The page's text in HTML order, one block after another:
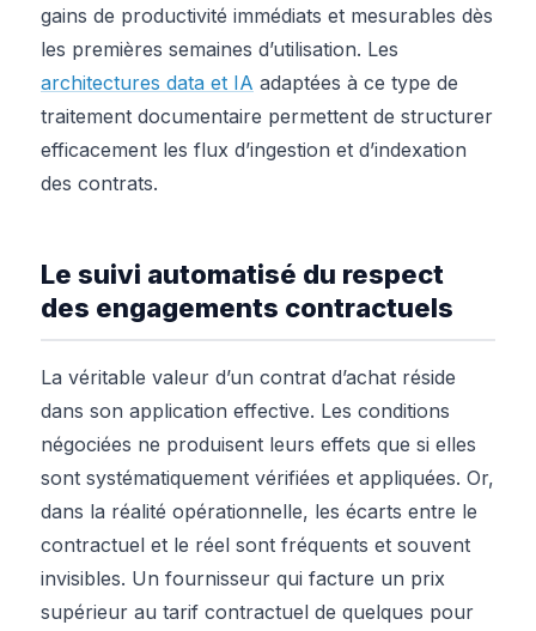
gains de productivité immédiats et mesurables dès
les premières semaines d’utilisation. Les
architectures data et IA adaptées à ce type de
traitement documentaire permettent de structurer
efficacement les flux d’ingestion et d’indexation
des contrats.
Le suivi automatisé du respect
des engagements contractuels
La véritable valeur d’un contrat d’achat réside
dans son application effective. Les conditions
négociées ne produisent leurs effets que si elles
sont systématiquement vérifiées et appliquées. Or,
dans la réalité opérationnelle, les écarts entre le
contractuel et le réel sont fréquents et souvent
invisibles. Un fournisseur qui facture un prix
supérieur au tarif contractuel de quelques pour